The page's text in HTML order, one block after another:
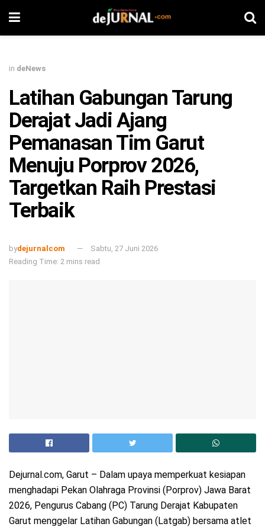
in deNews
Latihan Gabungan Tarung
Derajat Jadi Ajang
Pemanasan Tim Garut
Menuju Porprov 2026,
Targetkan Raih Prestasi
Terbaik
bydejurnalcom
Sabtu, 27 Juni 2026
Reading Time: 2 mins read
Dejurnal.com, Garut – Dalam upaya memperkuat kesiapan
menghadapi Pekan Olahraga Provinsi (Porprov) Jawa Barat
2026, Pengurus Cabang (PC) Tarung Derajat Kabupaten
Garut menggelar Latihan Gabungan (Latgab) bersama atlet